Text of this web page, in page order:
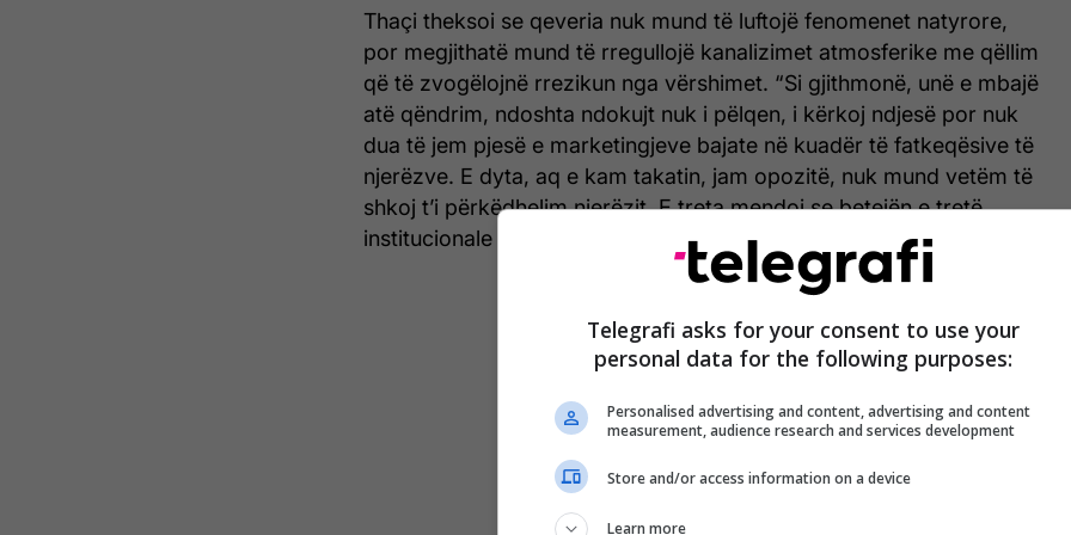
Thaçi theksoi se qeveria nuk mund të luftojë fenomenet natyrore,
por megjithatë mund të rregullojë kanalizimet atmosferike me qëllim
që të zvogëlojnë rrezikun nga vërshimet. “Si gjithmonë, unë e mbajë
atë qëndrim, ndoshta ndokujt nuk i pëlqen, i kërkoj ndjesë por nuk
dua të jem pjesë e marketingjeve bajate në kuadër të fatkeqësive të
njerëzve. E dyta, aq e kam takatin, jam opozitë, nuk mund vetëm të
shkoj t’i përkëdhelim njerëzit. E treta mendoj se betejën e tretë
institucionale si parti politike jemi duke e bërë.
Telegrafi asks for your consent to use your
personal data for the following purposes:
Personalised advertising and content, advertising and content
measurement, audience research and services development
Store and/or access information on a device
Learn more